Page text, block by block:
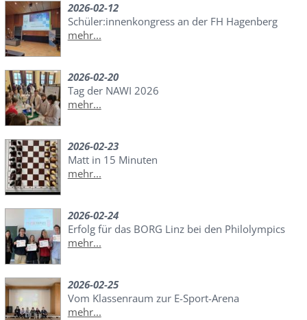
2026-02-12
Schüler:innenkongress an der FH Hagenberg
mehr...
2026-02-20
Tag der NAWI 2026
mehr...
2026-02-23
Matt in 15 Minuten
mehr...
2026-02-24
Erfolg für das BORG Linz bei den Philolympics
mehr...
2026-02-25
Vom Klassenraum zur E-Sport-Arena
mehr...